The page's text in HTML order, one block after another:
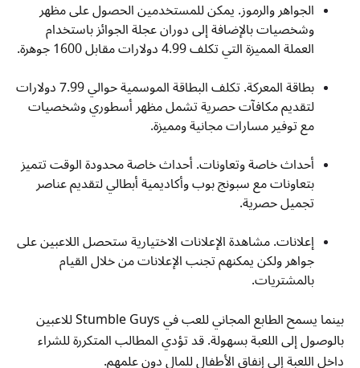
الجواهر والرموز. يمكن للمستخدمين الحصول على مظهر
وشخصيات بالإضافة إلى دوران عجلة الجوائز باستخدام
العملة المميزة التي تكلف 4.99 دولارات مقابل 1600 جوهرة.
بطاقة المعركة. تكلف البطاقة الموسمية حوالي 7.99 دولارات
لتقديم مكافآت حصرية تشمل مظهر أسطوري وشخصيات
مع توفير مسارات مجانية ومميزة.
أحداث خاصة وتعاونات. أحداث خاصة محدودة الوقت تتميز
بتعاونات مع سبونج بوب وأكاديمية أبطالي لتقديم عناصر
تجميل حصرية.
إعلانات. مشاهدة الإعلانات الاختيارية ستحصل اللاعبين على
جواهر ولكن يمكنهم تجنب الإعلانات من خلال القيام
بالمشتريات.
بينما يسمح الطابع المجاني للعب في Stumble Guys للاعبين
بالوصول إلى اللعبة بسهولة. قد تؤدي المطالب المتكررة للشراء
داخل اللعبة إلى إنفاق الأطفال للمال دون علمهم.